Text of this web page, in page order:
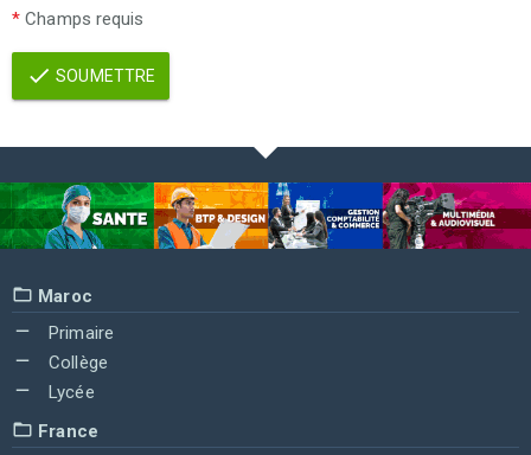
* Champs requis
SOUMETTRE
Maroc
Primaire
Collège
Lycée
France